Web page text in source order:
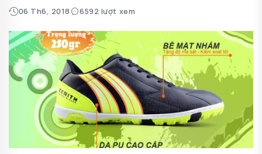
06 Th6, 2018 6592 lượt xem